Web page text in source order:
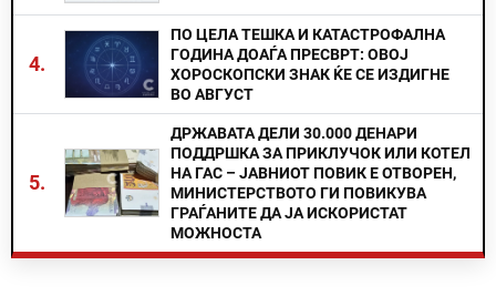
4.
ПО ЦЕЛА ТЕШКА И КАТАСТРОФАЛНА
ГОДИНА ДОАЃА ПРЕСВРТ: ОВОЈ
ХОРОСКОПСКИ ЗНАК ЌЕ СЕ ИЗДИГНЕ
ВО АВГУСТ
5.
ДРЖАВАТА ДЕЛИ 30.000 ДЕНАРИ
ПОДДРШКА ЗА ПРИКЛУЧОК ИЛИ КОТЕЛ
НА ГАС – ЈАВНИОТ ПОВИК Е ОТВОРЕН,
МИНИСТЕРСТВОТО ГИ ПОВИКУВА
ГРАЃАНИТЕ ДА ЈА ИСКОРИСТАТ
МОЖНОСТА